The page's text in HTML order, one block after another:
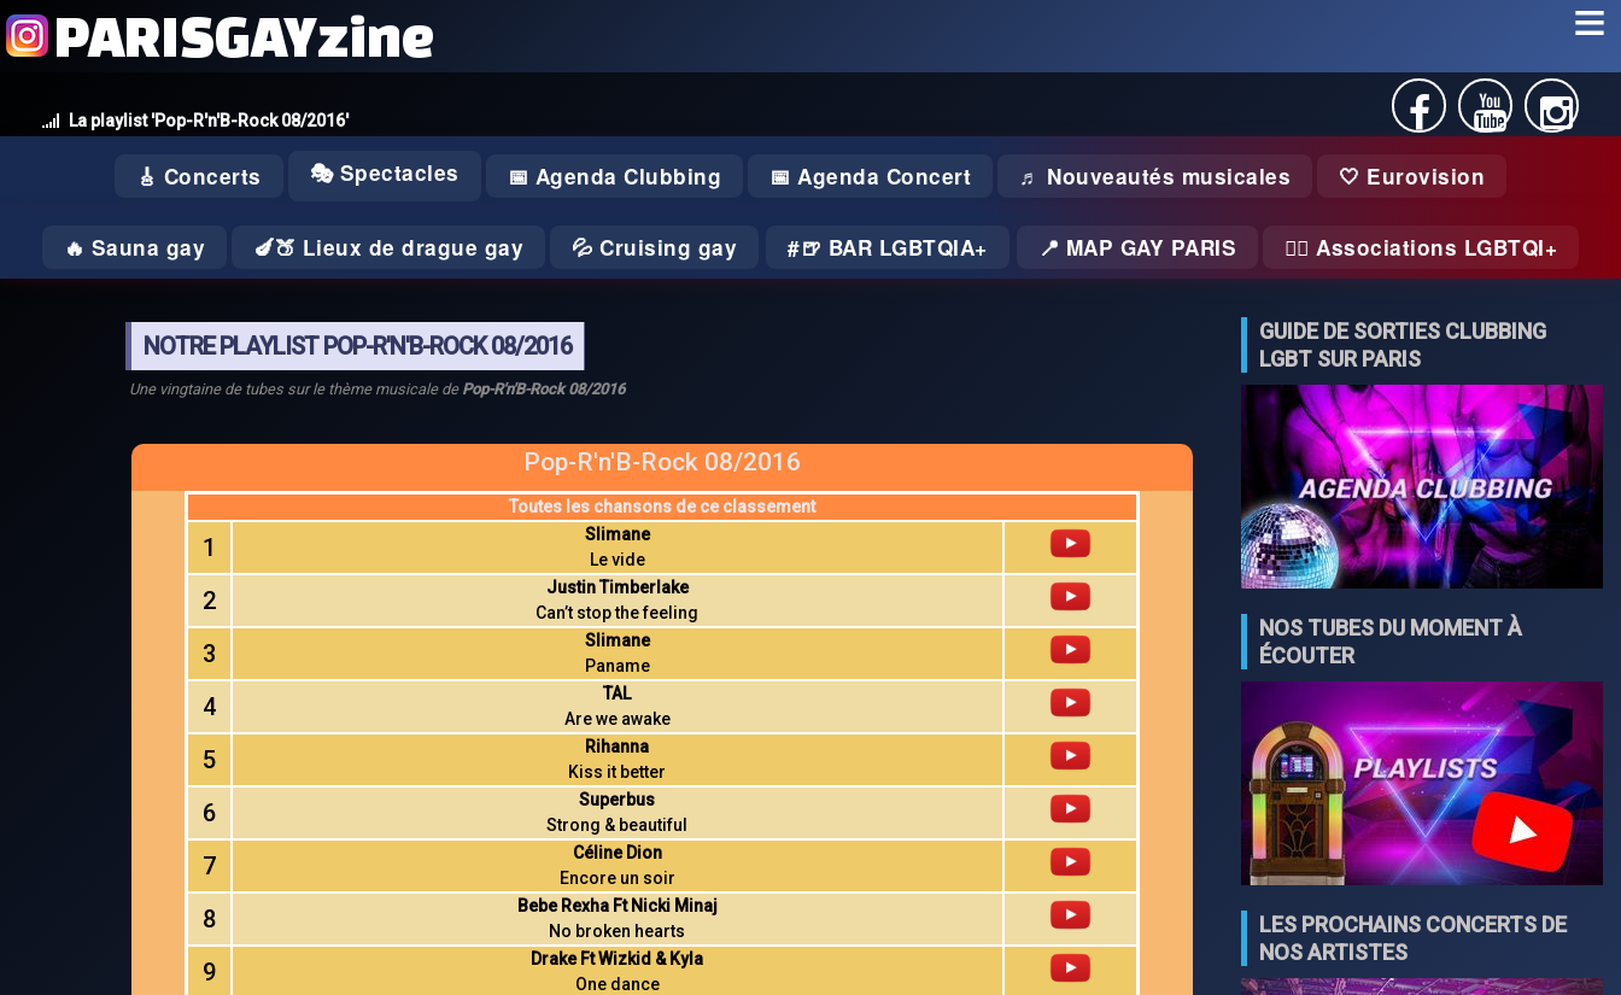
La playlist 'Pop-R'n'B-Rock 08/2016'
PARISGAYzine
🎸 Concerts 🎭 Spectacles 📅 Agenda Clubbing 📅 Agenda Concert ♬ Nouveautés musicales 🤍 Eurovision
🔥 Sauna gay 🍆🍑 Lieux de drague gay 💦 Cruising gay 🍺 BAR LGBTQIA+ 📍 MAP GAY PARIS 🏃‍♂️ Associations LGBTQI+
NOTRE PLAYLIST POP-R'N'B-ROCK 08/2016
Une vingtaine de tubes sur le thème musicale de Pop-R'n'B-Rock 08/2016
Pop-R'n'B-Rock 08/2016
Toutes les chansons de ce classement
1
Slimane
Le vide
2
Justin Timberlake
Can’t stop the feeling
3
Slimane
Paname
4
TAL
Are we awake
5
Rihanna
Kiss it better
6
Superbus
Strong & beautiful
7
Céline Dion
Encore un soir
8
Bebe Rexha Ft Nicki Minaj
No broken hearts
9
Drake Ft Wizkid & Kyla
One dance
GUIDE DE SORTIES CLUBBING
LGBT SUR PARIS
NOS TUBES DU MOMENT À
ÉCOUTER
LES PROCHAINS CONCERTS DE
NOS ARTISTES